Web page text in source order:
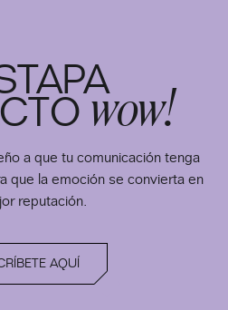
wow!
a que tu comunicación tenga
que la emoción se convierta en
reputación.
AQUÍ